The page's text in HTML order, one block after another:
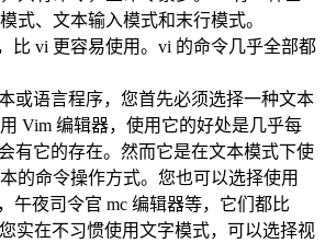
式、文本输入模式和末行模式。
比 vi 更容易使用。vi 的命令几乎全部都
或语言程序，您首先必须选择一种文本
Vim 编辑器，使用它的好处是几乎每
有它的存在。然而它是在文本模式下使
的命令操作方式。您也可以选择使用
午夜司令官 mc 编辑器等，它们都比
实在不习惯使用文字模式，可以选择视